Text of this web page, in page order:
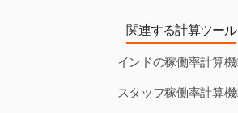
関連する計算ツール
インドの稼働率計算機
スタッフ稼働率計算機